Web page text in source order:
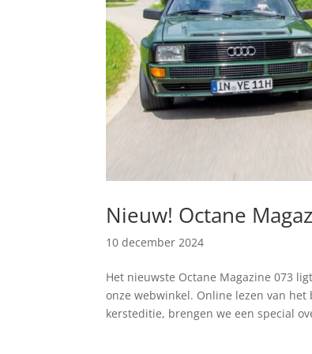
Nieuw! Octane
10 december 2024
Het nieuwste Octane Magazine 073
onze webwinkel. Online lezen van
kersteditie, brengen we een special